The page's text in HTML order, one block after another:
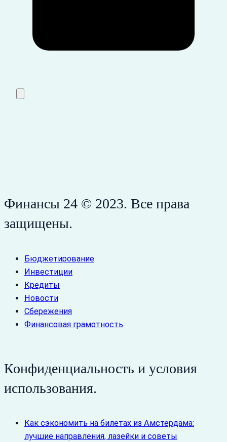
Финансы 24 © 2023. Все права
защищены.
Бюджетирование
Инвестиции
Кредиты
Новости
Сбережения
Финансовая грамотность
Конфиденциальность и условия
использования.
Как сэкономить на билетах из Амстердама:
лучшие направления, лазейки и советы